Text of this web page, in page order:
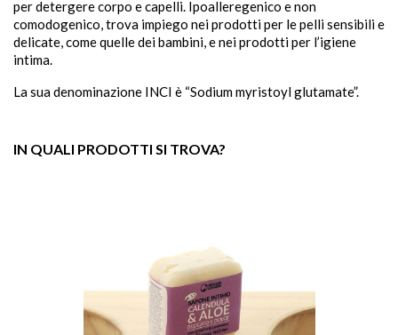

per detergere corpo e capelli. Ipoalleregenico e non
comodogenico, trova impiego nei prodotti per le pelli sensibili e
delicate, come quelle dei bambini, e nei prodotti per l’igiene
intima.
La sua denominazione INCI è “Sodium myristoyl glutamate”.
IN QUALI PRODOTTI SI TROVA?